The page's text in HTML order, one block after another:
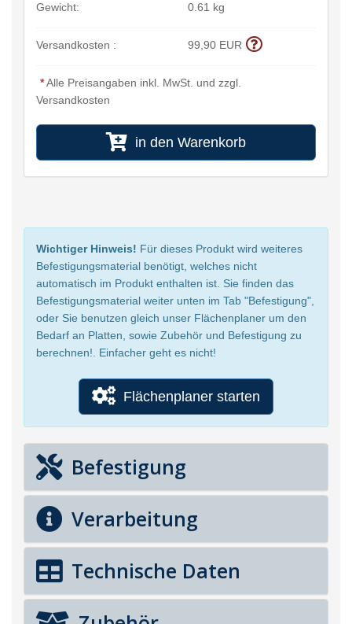
Gewicht:
0.61 kg
Versandkosten : 99,90 EUR
*Alle Preisangaben inkl. MwSt. und zzgl.
Versandkosten
in den Warenkorb
Wichtiger Hinweis! Für dieses Produkt wird weiteres
Befestigungsmaterial benötigt, welches nicht
automatisch im Produkt enthalten ist. Sie finden das
Befestigungsmaterial weiter unten im Tab "Befestigung",
oder Sie benutzen gleich unser Flächenplaner um den
Bedarf an Platten, sowie Zubehör und Befestigung zu
berechnen!. Einfacher geht es nicht!
Flächenplaner starten
Befestigung
Verarbeitung
Technische Daten